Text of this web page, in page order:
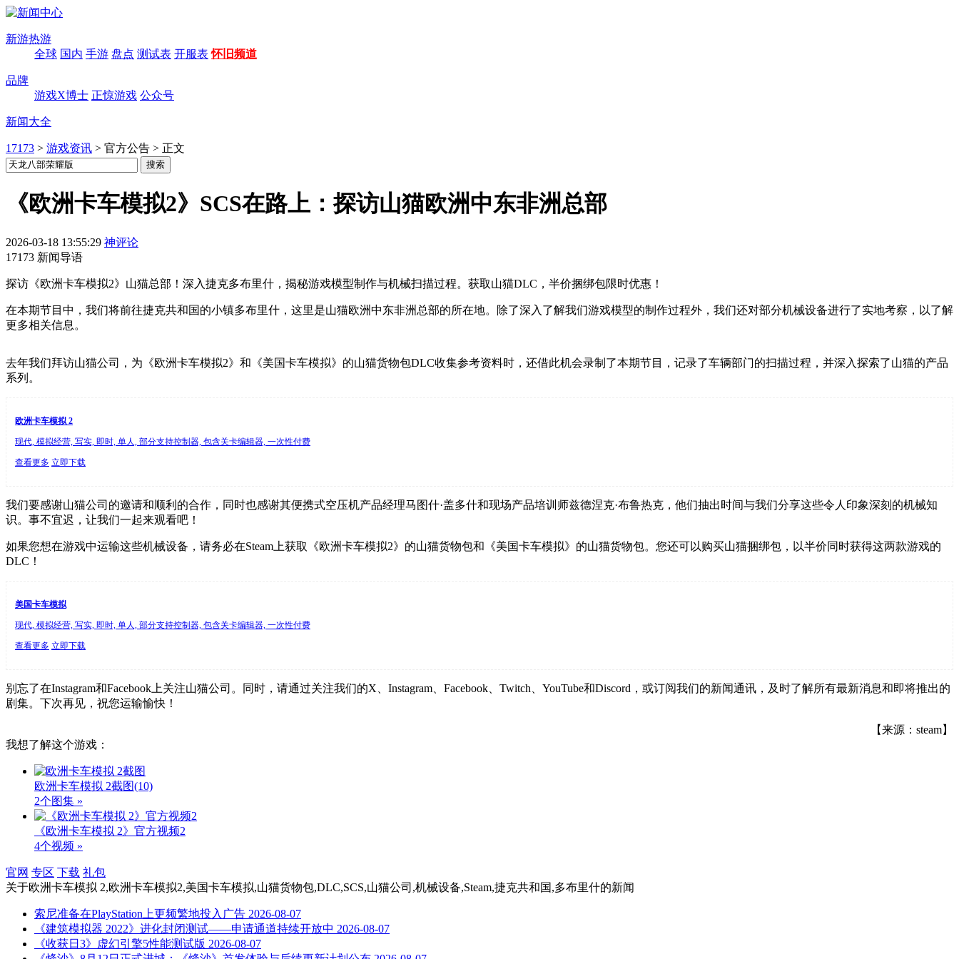
新游热游
全球 国内 手游 盘点 测试表 开服表 怀旧频道
品牌
游戏X博士 正惊游戏 公众号
新闻大全
17173 > 游戏资讯 > 官方公告 > 正文
《欧洲卡车模拟2》SCS在路上：探访山猫欧洲中东非洲总部
2026-03-18 13:55:29 神评论
17173 新闻导语
探访《欧洲卡车模拟2》山猫总部！深入捷克多布里什，揭秘游戏模型制作与机械扫描过程。获取山猫DLC，半价捆绑包限时优惠！
在本期节目中，我们将前往捷克共和国的小镇多布里什，这里是山猫欧洲中东非洲总部的所在地。除了深入了解我们游戏模型的制作过程外，我们还对部分机械设备进行了实地考察，以了解
更多相关信息。
去年我们拜访山猫公司，为《欧洲卡车模拟2》和《美国卡车模拟》的山猫货物包DLC收集参考资料时，还借此机会录制了本期节目，记录了车辆部门的扫描过程，并深入探索了山猫的产品
系列。
欧洲卡车模拟 2
现代, 模拟经营, 写实, 即时, 单人, 部分支持控制器, 包含关卡编辑器, 一次性付费
查看更多 立即下载
我们要感谢山猫公司的邀请和顺利的合作，同时也感谢其便携式空压机产品经理马图什·盖多什和现场产品培训师兹德涅克·布鲁热克，他们抽出时间与我们分享这些令人印象深刻的机械知
识。事不宜迟，让我们一起来观看吧！
如果您想在游戏中运输这些机械设备，请务必在Steam上获取《欧洲卡车模拟2》的山猫货物包和《美国卡车模拟》的山猫货物包。您还可以购买山猫捆绑包，以半价同时获得这两款游戏的
DLC！
美国卡车模拟
现代, 模拟经营, 写实, 即时, 单人, 部分支持控制器, 包含关卡编辑器, 一次性付费
查看更多 立即下载
别忘了在Instagram和Facebook上关注山猫公司。同时，请通过关注我们的X、Instagram、Facebook、Twitch、YouTube和Discord，或订阅我们的新闻通讯，及时了解所有最新消息和即将推出的
剧集。下次再见，祝您运输愉快！
【来源：steam】
我想了解这个游戏：
欧洲卡车模拟 2截图(10)
2个图集 »
《欧洲卡车模拟 2》官方视频2
4个视频 »
官网 专区 下载 礼包
关于欧洲卡车模拟 2,欧洲卡车模拟2,美国卡车模拟,山猫货物包,DLC,SCS,山猫公司,机械设备,Steam,捷克共和国,多布里什的新闻
索尼准备在PlayStation上更频繁地投入广告 2026-08-07
《建筑模拟器 2022》进化封闭测试——申请通道持续开放中 2026-08-07
《收获日3》虚幻引擎5性能测试版 2026-08-07